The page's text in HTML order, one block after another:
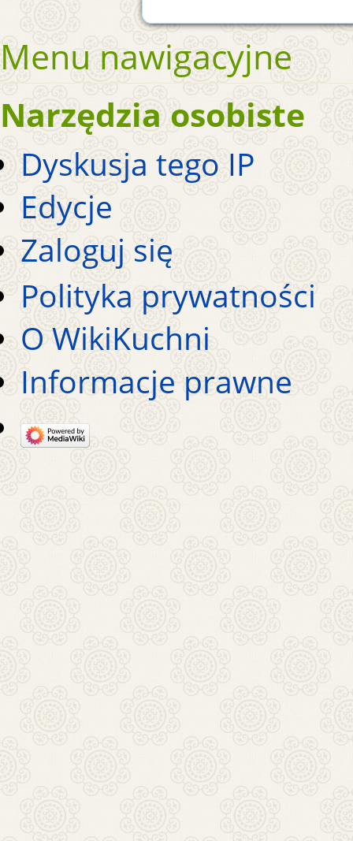
Menu nawigacyjne
Narzędzia osobiste
Dyskusja tego IP
Edycje
Zaloguj się
Polityka prywatności
O WikiKuchni
Informacje prawne